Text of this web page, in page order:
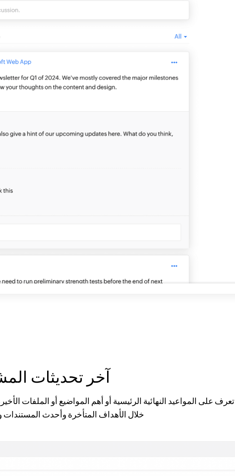
آخر تحديثات
تعرف على المواعيد النهائية الرئيسية أو أهم المواضيع أو الملفات
خلال الأهداف المتأخرة وأحدث